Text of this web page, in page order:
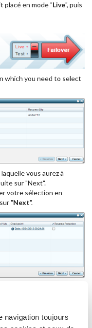
navigation toujours
placé en mode "Live", puis
which you need to select
vous aurez à
sur "Next".
votre sélection en
"Next".
Point